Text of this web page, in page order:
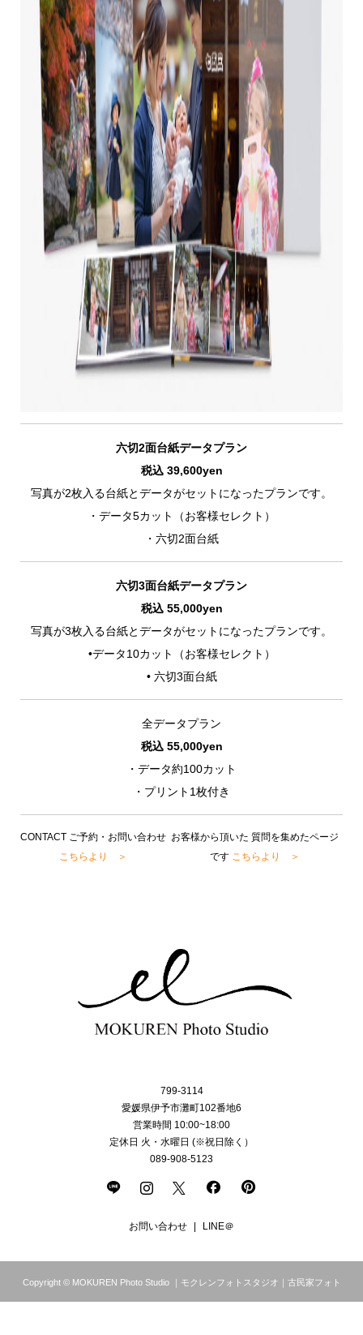
六切2面台紙データプラン
税込 39,600yen
写真が2枚入る台紙とデータがセットになったプランです。
・データ5カット（お客様セレクト）
・六切2面台紙
六切3面台紙データプラン
税込 55,000yen
写真が3枚入る台紙とデータがセットになったプランです。
•データ10カット（お客様セレクト）
• 六切3面台紙
全データプラン
税込 55,000yen
・データ約100カット
・プリント1枚付き
CONTACT ご予約・お問い合わせ
こちらより ＞
お客様から頂いた 質問を集めたページ
です こちらより ＞
799-3114
愛媛県伊予市灘町102番地6
営業時間 10:00~18:00
定休日 火・水曜日 (※祝日除く）
089-908-5123
お問い合わせ LINE＠
Copyright © MOKUREN Photo Studio ｜モクレンフォトスタジオ｜古民家フォト